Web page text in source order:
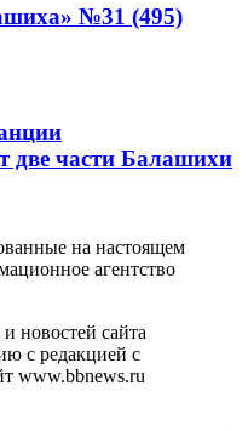
№31 (495)
две части Балашихи
на настоящем
агентство
новостей сайта
с редакцией с
www.bbnews.ru